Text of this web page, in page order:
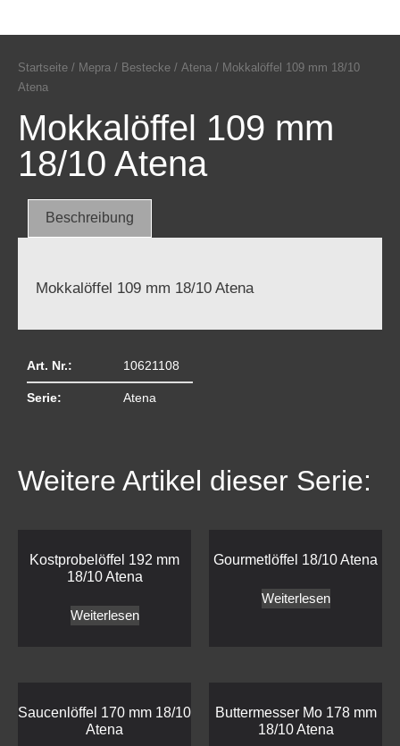
Startseite / Mepra / Bestecke / Atena / Mokkalöffel 109 mm 18/10
Atena
Mokkalöffel 109 mm
18/10 Atena
Beschreibung
Mokkalöffel 109 mm 18/10 Atena
Art. Nr.: 10621108
Serie: Atena
Weitere Artikel dieser Serie:
Kostprobelöffel 192 mm
18/10 Atena
Weiterlesen
Gourmetlöffel 18/10 Atena
Weiterlesen
Saucenlöffel 170 mm 18/10
Atena
Buttermesser Mo 178 mm
18/10 Atena